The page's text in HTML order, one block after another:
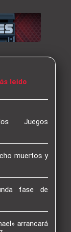
leído
Juegos
muertos y
fase de
arrancará